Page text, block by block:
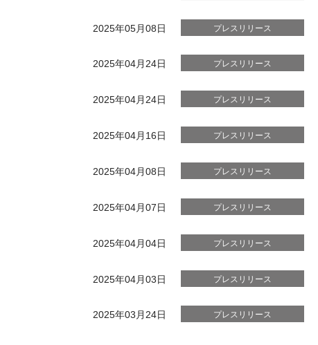
2025年05月08日 プレスリリース
2025年04月24日 プレスリリース
2025年04月24日 プレスリリース
2025年04月16日 プレスリリース
2025年04月08日 プレスリリース
2025年04月07日 プレスリリース
2025年04月04日 プレスリリース
2025年04月03日 プレスリリース
2025年03月24日 プレスリリース